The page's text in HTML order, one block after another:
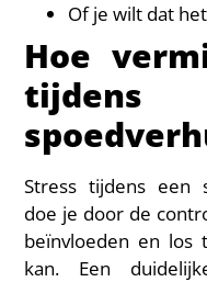
Of je wilt dat
Hoe
Stress tijdens een
doe je door de
beïnvloeden en
kan. Een